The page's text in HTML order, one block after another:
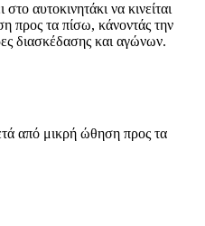
αυτοκινητάκι να κινείται
προς τα πίσω, κάνοντάς την
διασκέδασης και αγώνων.
από μικρή ώθηση προς τα